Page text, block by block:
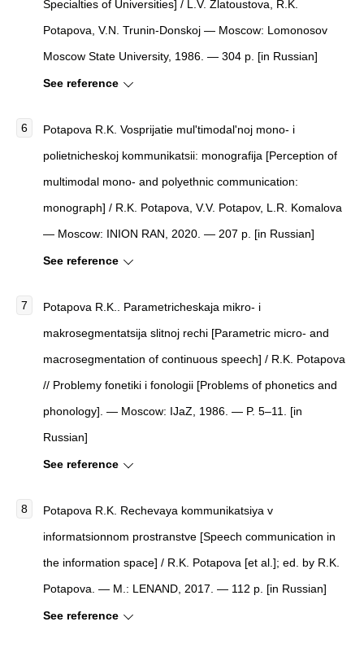
Specialties of Universities] / L.V. Zlatoustova, R.K.
Potapova, V.N. Trunin-Donskoj — Moscow: Lomonosov
Moscow State University, 1986. — 304 p. [in Russian]
See reference
Potapova R.K. Vosprijatie mul'timodal'noj mono- i
polietnicheskoj kommunikatsii: monografija [Perception of
multimodal mono- and polyethnic communication:
monograph] / R.K. Potapova, V.V. Potapov, L.R. Komalova
— Moscow: INION RAN, 2020. — 207 p. [in Russian]
See reference
Potapova R.K.. Parametricheskaja mikro- i
makrosegmentatsija slitnoj rechi [Parametric micro- and
macrosegmentation of continuous speech] / R.K. Potapova
// Problemy fonetiki i fonologii [Problems of phonetics and
phonology]. — Moscow: IJaZ, 1986. — P. 5–11. [in
Russian]
See reference
Potapova R.K. Rechevaya kommunikatsiya v
informatsionnom prostranstve [Speech communication in
the information space] / R.K. Potapova [et al.]; ed. by R.K.
Potapova. — M.: LENAND, 2017. — 112 p. [in Russian]
See reference